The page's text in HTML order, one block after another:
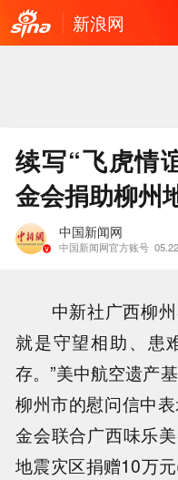
新浪网
续写“飞虎情谊” 美中航空
金会捐助柳州
中国新闻网
中国新闻网官方账号
中新社广西柳州
就是守望相助、患
存。”美中航空遗产
柳州市的慰问信中
金会联合广西味乐
地震灾区捐赠10万